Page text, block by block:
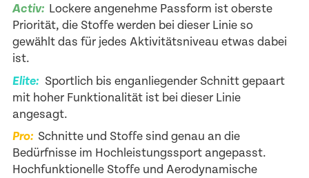
Activ: Lockere angenehme Passform ist oberste
Priorität, die Stoffe werden bei dieser Linie so
gewählt das für jedes Aktivitätsniveau etwas dabei
ist.
Elite: Sportlich bis enganliegender Schnitt gepaart
mit hoher Funktionalität ist bei dieser Linie
angesagt.
Pro: Schnitte und Stoffe sind genau an die
Bedürfnisse im Hochleistungssport angepasst.
Hochfunktionelle Stoffe und Aerodynamische